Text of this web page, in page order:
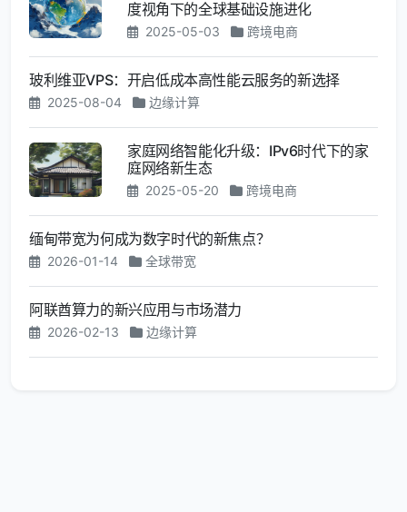
度视角下的全球基础设施进化
2025-05-03 跨境电商
玻利维亚VPS：开启低成本高性能云服务的新选择
2025-08-04 边缘计算
家庭网络智能化升级：IPv6时代下的家
庭网络新生态
2025-05-20 跨境电商
缅甸带宽为何成为数字时代的新焦点？
2026-01-14 全球带宽
阿联酋算力的新兴应用与市场潜力
2026-02-13 边缘计算